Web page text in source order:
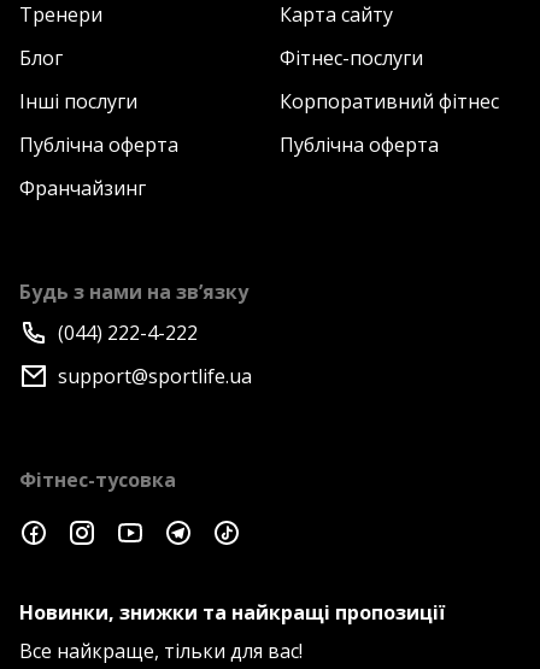
Тренери
Карта сайту
Блог
Фітнес-послуги
Інші послуги
Корпоративний фітнес
Публічна оферта
Публічна оферта
Франчайзинг
Будь з нами на зв’язку
(044) 222-4-222
support@sportlife.ua
Фітнес-тусовка
Новинки, знижки та найкращі пропозиції
Все найкраще, тільки для вас!